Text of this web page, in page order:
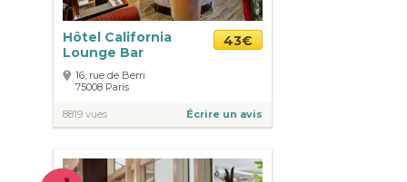
Hôtel California
Lounge Bar
43€
16, rue de Berri
75008 Paris
8819 vues Écrire un avis